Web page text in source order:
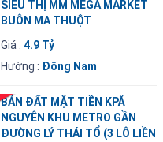
SIÊU THỊ MM MEGA MARKET
BUÔN MA THUỘT
Giá :4.9 Tỷ
Hướng : Đông Nam
BÁN ĐẤT MẶT TIỀN KPĂ
NGUYÊN KHU METRO GẦN
ĐƯỜNG LÝ THÁI TỔ (3 LÔ LIỀN